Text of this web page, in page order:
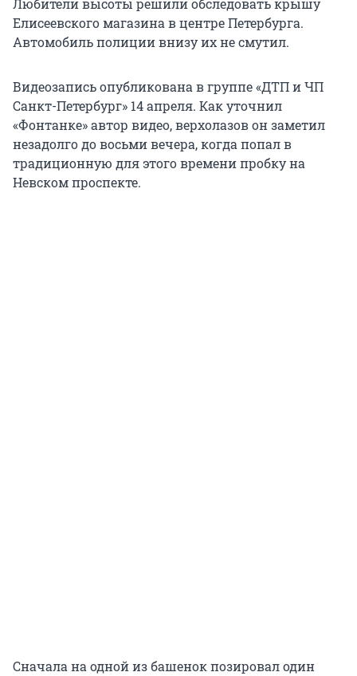
Любители высоты решили обследовать крышу
Елисеевского магазина в центре Петербурга.
Автомобиль полиции внизу их не смутил.
Видеозапись опубликована в группе «ДТП и ЧП
Санкт-Петербург» 14 апреля. Как уточнил
«Фонтанке» автор видео, верхолазов он заметил
незадолго до восьми вечера, когда попал в
традиционную для этого времени пробку на
Невском проспекте.
Сначала на одной из башенок позировал один